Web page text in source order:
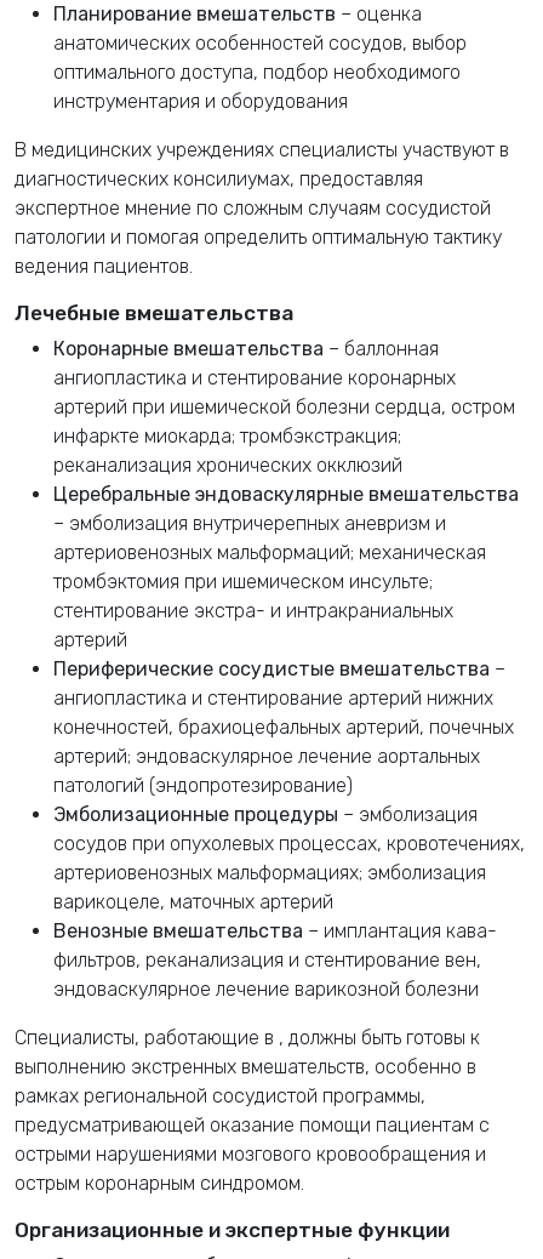
Планирование вмешательств – оценка
анатомических особенностей сосудов, выбор
оптимального доступа, подбор необходимого
инструментария и оборудования
В медицинских учреждениях специалисты участвуют в
диагностических консилиумах, предоставляя
экспертное мнение по сложным случаям сосудистой
патологии и помогая определить оптимальную тактику
ведения пациентов.
Лечебные вмешательства
Коронарные вмешательства – баллонная
ангиопластика и стентирование коронарных
артерий при ишемической болезни сердца, остром
инфаркте миокарда; тромбэкстракция;
реканализация хронических окклюзий
Церебральные эндоваскулярные вмешательства
– эмболизация внутричерепных аневризм и
артериовенозных мальформаций; механическая
тромбэктомия при ишемическом инсульте;
стентирование экстра- и интракраниальных
артерий
Периферические сосудистые вмешательства –
ангиопластика и стентирование артерий нижних
конечностей, брахиоцефальных артерий, почечных
артерий; эндоваскулярное лечение аортальных
патологий (эндопротезирование)
Эмболизационные процедуры – эмболизация
сосудов при опухолевых процессах, кровотечениях,
артериовенозных мальформациях; эмболизация
варикоцеле, маточных артерий
Венозные вмешательства – имплантация кава-
фильтров, реканализация и стентирование вен,
эндоваскулярное лечение варикозной болезни
Специалисты, работающие в , должны быть готовы к
выполнению экстренных вмешательств, особенно в
рамках региональной сосудистой программы,
предусматривающей оказание помощи пациентам с
острыми нарушениями мозгового кровообращения и
острым коронарным синдромом.
Организационные и экспертные функции